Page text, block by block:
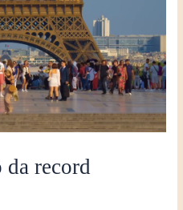
record